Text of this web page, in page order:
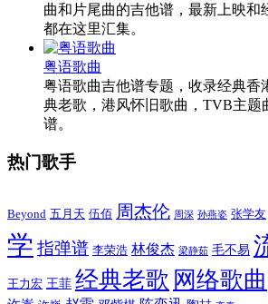
曲和片尾曲的吉他谱，最新上映和
都在这里汇集。
粤语歌曲
粤语歌曲吉他谱专题，收录经典香
典老歌，港风怀旧歌曲，TVB主题
谱。
热门歌手
Beyond 五月天 伍佰 周杰伦 周深 孙燕姿 张学友
学 指弹谱 李荣浩 林俊杰 梁静茹 毛不易
王力宏 王菲 经典老歌 网络歌曲